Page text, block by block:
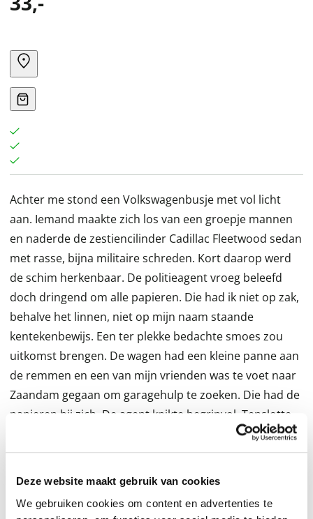
Deze website maakt gebruik van cookies
We gebruiken cookies om content en advertenties te
Achter me stond een Volkswagenbusje met vol licht
aan. Iemand maakte zich los van een groepje mannen
en naderde de zestiencilinder Cadillac Fleetwood sedan
met rasse, bijna militaire schreden. Kort daarop werd
de schim herkenbaar. De politieagent vroeg beleefd
doch dringend om alle papieren. Die had ik niet op zak,
behalve het linnen, niet op mijn naam staande
kentekenbewijs. Een ter plekke bedachte smoes zou
uitkomst brengen. De wagen had een kleine panne aan
de remmen en een van mijn vrienden was te voet naar
Zaandam gegaan om garagehulp te zoeken. Die had de
papieren bij zich. De agent knikte begripvol. Tenslotte
liep het pas tegen tweeën en hoe later op de avond hoe
schoner volk moest hij hebben gedacht. Of we dan
we door het uitgestorven plaatsje waar ooit nog tsaar